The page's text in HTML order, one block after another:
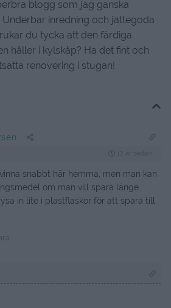
blogg som jag ganska
inredning och jättegoda
du tycka att den färdiga
håller i kylskåp? Ha det fint och
renovering i stugan!
snabbt här hemma, men man kan
om man vill spara länge.
in lite i plastflaskor för att spara till